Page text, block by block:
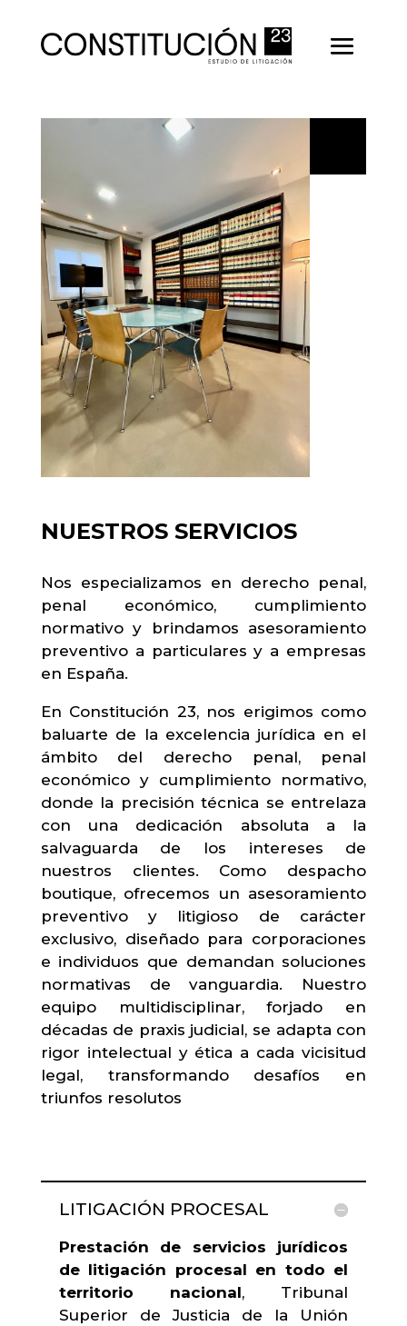
NUESTROS SERVICIOS
Nos especializamos en derecho penal,
penal económico, cumplimiento
normativo y brindamos asesoramiento
preventivo a particulares y a empresas
en España.
En Constitución 23, nos erigimos como
baluarte de la excelencia jurídica en el
ámbito del derecho penal, penal
económico y cumplimiento normativo,
donde la precisión técnica se entrelaza
con una dedicación absoluta a la
salvaguarda de los intereses de
nuestros clientes. Como despacho
boutique, ofrecemos un asesoramiento
preventivo y litigioso de carácter
exclusivo, diseñado para corporaciones
e individuos que demandan soluciones
normativas de vanguardia. Nuestro
equipo multidisciplinar, forjado en
décadas de praxis judicial, se adapta con
rigor intelectual y ética a cada vicisitud
legal, transformando desafíos en
triunfos resolutos
LITIGACIÓN PROCESAL
Prestación de servicios jurídicos
de litigación procesal en todo el
territorio nacional, Tribunal
Superior de Justicia de la Unión